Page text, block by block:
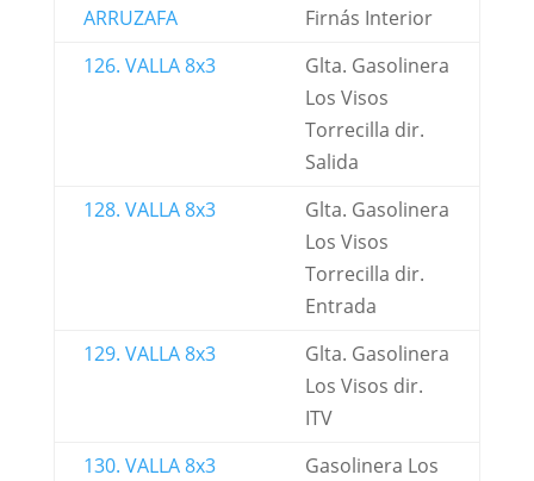
ARRUZAFA
Firnás Interior
126. VALLA 8x3
Glta. Gasolinera
Los Visos
Torrecilla dir.
Salida
128. VALLA 8x3
Glta. Gasolinera
Los Visos
Torrecilla dir.
Entrada
129. VALLA 8x3
Glta. Gasolinera
Los Visos dir.
ITV
130. VALLA 8x3
Gasolinera Los